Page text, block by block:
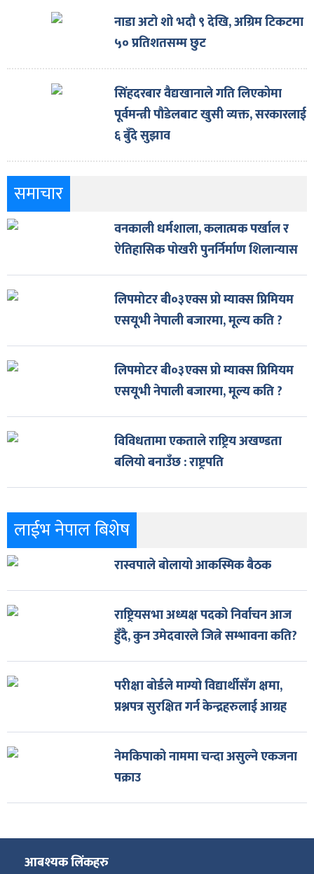
नाडा अटो शो भदौ ९ देखि, अग्रिम टिकटमा
५० प्रतिशतसम्म छुट
सिंहदरबार वैद्यखानाले गति लिएकोमा
पूर्वमन्त्री पौडेलबाट खुसी व्यक्त, सरकारलाई
६ बुँदे सुझाव
समाचार
वनकाली धर्मशाला, कलात्मक पर्खाल र
ऐतिहासिक पोखरी पुनर्निर्माण शिलान्यास
लिपमोटर बी०३एक्स प्रो म्याक्स प्रिमियम
एसयूभी नेपाली बजारमा, मूल्य कति ?
लिपमोटर बी०३एक्स प्रो म्याक्स प्रिमियम
एसयूभी नेपाली बजारमा, मूल्य कति ?
विविधतामा एकताले राष्ट्रिय अखण्डता
बलियो बनाउँछ : राष्ट्रपति
लाईभ नेपाल बिशेष
रास्वपाले बोलायो आकस्मिक बैठक
राष्ट्रियसभा अध्यक्ष पदको निर्वाचन आज
हुँदै, कुन उमेदवारले जित्ने सम्भावना कति?
परीक्षा बोर्डले माग्यो विद्यार्थीसँग क्षमा,
प्रश्नपत्र सुरक्षित गर्न केन्द्रहरुलाई आग्रह
नेमकिपाको नाममा चन्दा असुल्ने एकजना
पक्राउ
आबश्यक लिंकहरु